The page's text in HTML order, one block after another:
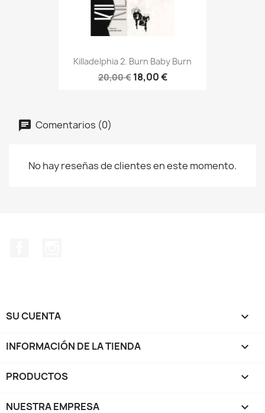
Killadelphia 2. Burn Baby Burn
20,00 € 18,00 €
Comentarios (0)
No hay reseñas de clientes en este momento.
SU CUENTA 
INFORMACIÓN DE LA TIENDA keyboard_arrow_down
PRODUCTOS 
NUESTRA EMPRESA 